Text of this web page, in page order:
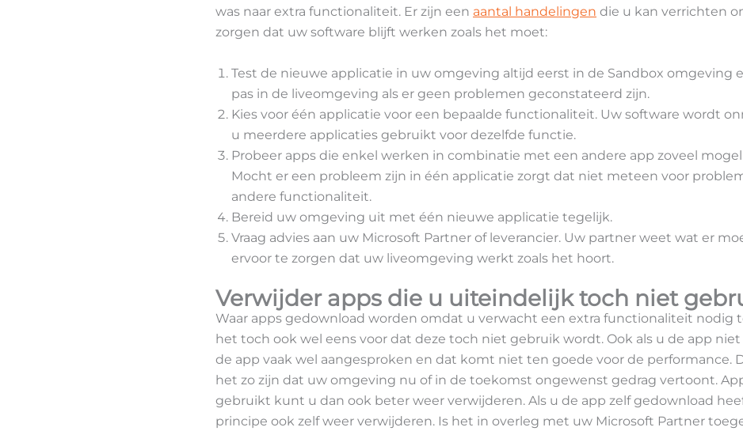
was naar extra functionaliteit. Er zijn een aantal handelingen die u kan verrichten
zorgen dat uw software blijft werken zoals het moet:
Test de nieuwe applicatie in uw omgeving altijd eerst in de Sandbox omgeving
pas in de liveomgeving als er geen problemen geconstateerd zijn.
Kies voor één applicatie voor een bepaalde functionaliteit. Uw software wordt
u meerdere applicaties gebruikt voor dezelfde functie.
Probeer apps die enkel werken in combinatie met een andere app zoveel
Mocht er een probleem zijn in één applicatie zorgt dat niet meteen voor
andere functionaliteit.
Bereid uw omgeving uit met één nieuwe applicatie tegelijk.
Vraag advies aan uw Microsoft Partner of leverancier. Uw partner weet wat er
ervoor te zorgen dat uw liveomgeving werkt zoals het hoort.
Verwijder apps die u uiteindelijk toch niet
Waar apps gedownload worden omdat u verwacht een extra functionaliteit nodig
het toch ook wel eens voor dat deze toch niet gebruik wordt. Ook als u de app
de app vaak wel aangesproken en dat komt niet ten goede voor de performance.
het zo zijn dat uw omgeving nu of in de toekomst ongewenst gedrag vertoont.
gebruikt kunt u dan ook beter weer verwijderen. Als u de app zelf gedownload
principe ook zelf weer verwijderen. Is het in overleg met uw Microsoft Partner